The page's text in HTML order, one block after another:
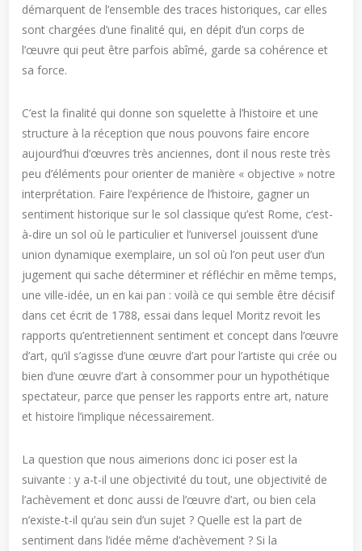
démarquent de l’ensemble des traces historiques, car elles
sont chargées d’une finalité qui, en dépit d’un corps de
l’œuvre qui peut être parfois abîmé, garde sa cohérence et
sa force.
C’est la finalité qui donne son squelette à l’histoire et une
structure à la réception que nous pouvons faire encore
aujourd’hui d’œuvres très anciennes, dont il nous reste très
peu d’éléments pour orienter de manière « objective » notre
interprétation. Faire l’expérience de l’histoire, gagner un
sentiment historique sur le sol classique qu’est Rome, c’est-
à-dire un sol où le particulier et l’universel jouissent d’une
union dynamique exemplaire, un sol où l’on peut user d’un
jugement qui sache déterminer et réfléchir en même temps,
une ville-idée, un en kai pan : voilà ce qui semble être décisif
dans cet écrit de 1788, essai dans lequel Moritz revoit les
rapports qu’entretiennent sentiment et concept dans l’œuvre
d’art, qu’il s’agisse d’une œuvre d’art pour l’artiste qui crée ou
bien d’une œuvre d’art à consommer pour un hypothétique
spectateur, parce que penser les rapports entre art, nature
et histoire l’implique nécessairement.
La question que nous aimerions donc ici poser est la
suivante : y a-t-il une objectivité du tout, une objectivité de
l’achèvement et donc aussi de l’œuvre d’art, ou bien cela
n’existe-t-il qu’au sein d’un sujet ? Quelle est la part de
sentiment dans l’idée même d’achèvement ? Si la